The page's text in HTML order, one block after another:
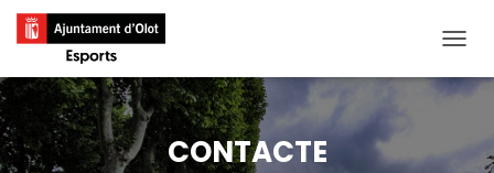
CONTACTE